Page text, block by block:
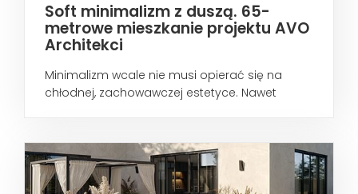
Soft minimalizm z duszą. 65-
metrowe mieszkanie projektu AVO
Architekci
Minimalizm wcale nie musi opierać się na
chłodnej, zachowawczej estetyce. Nawet